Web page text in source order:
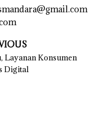
Layanan Konsumen
Digital